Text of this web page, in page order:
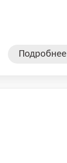
Подробнее